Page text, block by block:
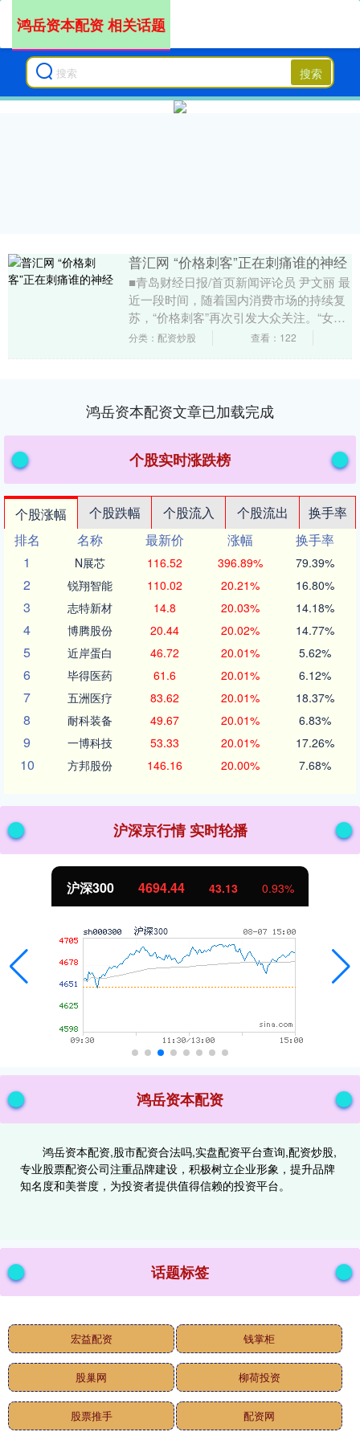
搜索
鸿岳资本配资 相关话题
普汇网 “价格刺客”正在刺痛谁的神经
■青岛财经日报/首页新闻评论员 尹文丽 最
近一段时间，随着国内消费市场的持续复
苏，“价格刺客”再次引发大众关注。“女子
遇糖果刺客6块糖卖466元”“三亚遭遇‘铁....
分类：配资炒股 查看：122
鸿岳资本配资文章已加载完成
个股实时涨跌榜
个股涨幅 个股跌幅 个股流入 个股流出
换手率
排名
名称 最新价 涨幅
换手率
1
N展芯 116.52 396.89% 79.39%
2 锐翔智能 110.02 20.21% 16.80%
3 志特新材 14.8 20.03% 14.18%
4 博腾股份 20.44 20.02% 14.77%
5 近岸蛋白 46.72 20.01% 5.62%
6 毕得医药 61.6 20.01% 6.12%
7 五洲医疗 83.62 20.01% 18.37%
8 耐科装备 49.67 20.01% 6.83%
9 一博科技 53.33 20.01% 17.26%
10 方邦股份 146.16 20.00% 7.68%
沪深京行情 实时轮播
沪深300 4694.44 43.13 0.93%
鸿岳资本配资
鸿岳资本配资,股市配资合法吗,实盘配资平台查询,配资炒股,
专业股票配资公司注重品牌建设，积极树立企业形象，提升品牌
知名度和美誉度，为投资者提供值得信赖的投资平台。
话题标签
宏益配资 钱掌柜
股巢网 柳荷投资
股票推手 配资网